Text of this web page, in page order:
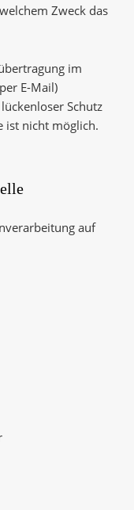
Zweck das
im
E-Mail)
Schutz
ist nicht möglich.
auf